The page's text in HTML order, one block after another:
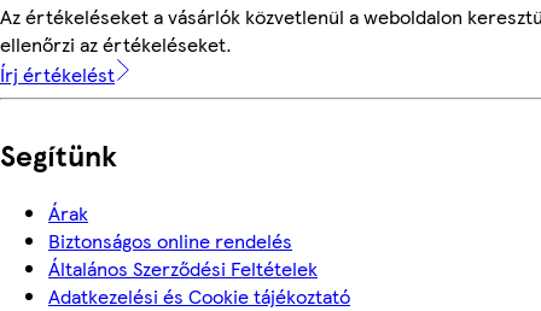
Az értékeléseket a vásárlók közvetlenül a weboldalon
ellenőrzi az értékeléseket.
Írj értékelést
Segítünk
Árak
Biztonságos online rendelés
Általános Szerződési Feltételek
Adatkezelési és Cookie tájékoztató